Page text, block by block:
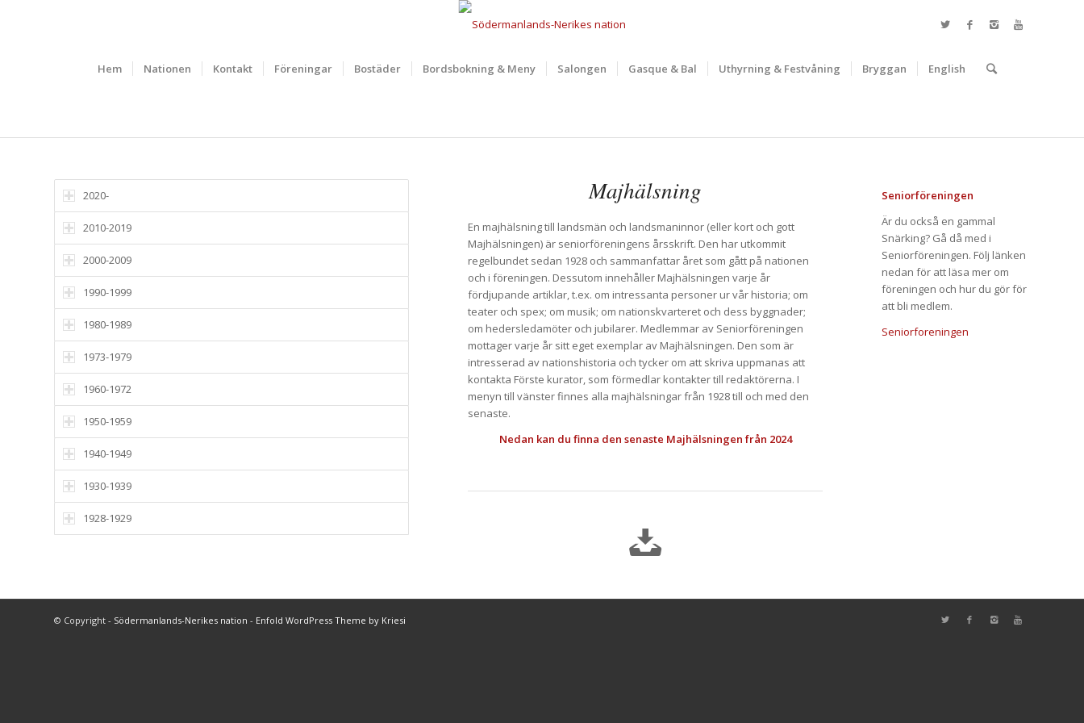
Hem Nationen Kontakt Föreningar Bostäder Bordsbokning & Meny Salongen Gasque & Bal Uthyrning & Festvåning Bryggan English
2020-
2010-2019
2000-2009
1990-1999
1980-1989
1973-1979
1960-1972
1950-1959
1940-1949
1930-1939
1928-1929
Majhälsning
En majhälsning till landsmän och landsmaninnor (eller kort och gott
Majhälsningen) är seniorföreningens årsskrift. Den har utkommit
regelbundet sedan 1928 och sammanfattar året som gått på nationen
och i föreningen. Dessutom innehåller Majhälsningen varje år
fördjupande artiklar, t.ex. om intressanta personer ur vår historia; om
teater och spex; om musik; om nationskvarteret och dess byggnader;
om hedersledamöter och jubilarer. Medlemmar av Seniorföreningen
mottager varje år sitt eget exemplar av Majhälsningen. Den som är
intresserad av nationshistoria och tycker om att skriva uppmanas att
kontakta Förste kurator, som förmedlar kontakter till redaktörerna. I
menyn till vänster finnes alla majhälsningar från 1928 till och med den
senaste.
Nedan kan du finna den senaste Majhälsningen från 2024
Seniorföreningen
Är du också en gammal
Snärking? Gå då med i
Seniorföreningen. Följ länken
nedan för att läsa mer om
föreningen och hur du gör för
att bli medlem.
Seniorforeningen
© Copyright - Södermanlands-Nerikes nation - Enfold WordPress Theme by Kriesi